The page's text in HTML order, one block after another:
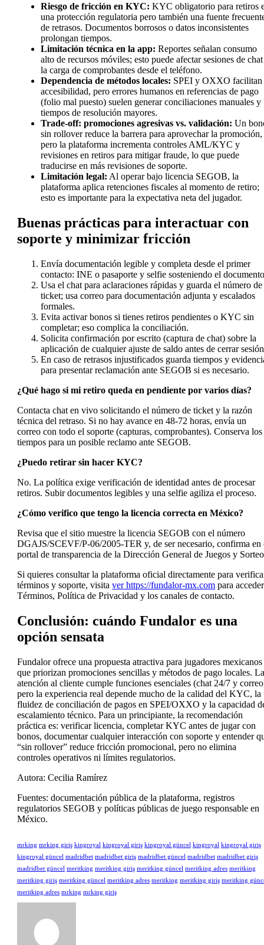
Riesgo de fricción en KYC: KYC obligatorio para retiros
una protección regulatoria pero también una fuente
de retrasos. Documentos borrosos o datos inconsistentes
prolongan tiempos.
Limitación técnica en la app: Reportes señalan consumo
alto de recursos móviles; esto puede afectar sesiones de
la carga de comprobantes desde el teléfono.
Dependencia de métodos locales: SPEI y OXXO facilitan
accesibilidad, pero errores humanos en referencias de pago
(folio mal puesto) suelen generar conciliaciones manuales y
tiempos de resolución mayores.
Trade-off: promociones agresivas vs. validación: Un
sin rollover reduce la barrera para aprovechar la promoción,
pero la plataforma incrementa controles AML/KYC y
revisiones en retiros para mitigar fraude, lo que puede
traducirse en más revisiones de soporte.
Limitación legal: Al operar bajo licencia SEGOB, la
plataforma aplica retenciones fiscales al momento de retiro;
esto es importante para la expectativa neta del jugador.
Buenas prácticas para interactuar con
soporte y minimizar fricción
Envía documentación legible y completa desde el primer
contacto: INE o pasaporte y selfie sosteniendo el
Usa el chat para aclaraciones rápidas y guarda el número de
ticket; usa correo para documentación adjunta y escalados
formales.
Evita activar bonos si tienes retiros pendientes o KYC sin
completar; eso complica la conciliación.
Solicita confirmación por escrito (captura de chat) sobre la
aplicación de cualquier ajuste de saldo antes de cerrar
En caso de retrasos injustificados guarda tiempos y
para presentar reclamación ante SEGOB si es necesario.
¿Qué hago si mi retiro queda en pendiente por varios días?
Contacta chat en vivo solicitando el número de ticket y la razón
técnica del retraso. Si no hay avance en 48-72 horas, envía un
correo con todo el soporte (capturas, comprobantes). Conserva los
tiempos para un posible reclamo ante SEGOB.
¿Puedo retirar sin hacer KYC?
No. La política exige verificación de identidad antes de procesar
retiros. Subir documentos legibles y una selfie agiliza el proceso.
¿Cómo verifico que tengo la licencia correcta en México?
Revisa que el sitio muestre la licencia SEGOB con el número
DGAJS/SCEVF/P-06/2005-TER y, de ser necesario, confirma en
portal de transparencia de la Dirección General de Juegos y
Si quieres consultar la plataforma oficial directamente para
términos y soporte, visita ver https://fundalor-mx.com para
Términos, Política de Privacidad y los canales de contacto.
Conclusión: cuándo Fundalor es una
opción sensata
Fundalor ofrece una propuesta atractiva para jugadores mexicanos
que priorizan promociones sencillas y métodos de pago locales. La
atención al cliente cumple funciones esenciales (chat 24/7 y
pero la experiencia real depende mucho de la calidad del KYC, la
fluidez de conciliación de pagos en SPEI/OXXO y la capacidad
escalamiento técnico. Para un principiante, la recomendación
práctica es: verificar licencia, completar KYC antes de jugar con
bonos, documentar cualquier interacción con soporte y entender
“sin rollover” reduce fricción promocional, pero no elimina
controles operativos ni límites regulatorios.
Autora: Cecilia Ramírez
Fuentes: documentación pública de la plataforma, registros
regulatorios SEGOB y políticas públicas de juego responsable en
México.
mrking mrking giriş kingroyal kingroyal giriş kingroyal güncel kingroyal kingroyal giriş
kingroyal güncel madridbet madridbet giriş madridbet güncel madridbet madridbet giriş
madridbet güncel meritking meritking giriş meritking güncel meritking adres meritking
meritking giriş meritking güncel meritking adres meritking meritking giriş meritking
meritking adres mrking mrking giriş